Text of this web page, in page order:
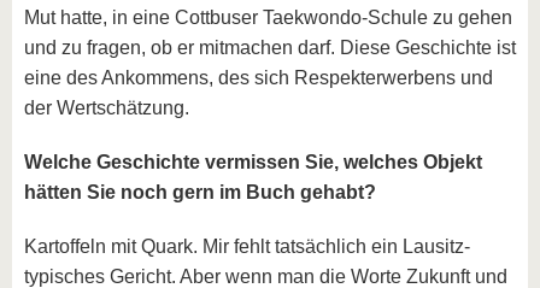
Mut hatte, in eine Cottbuser Taekwondo-Schule zu gehen
und zu fragen, ob er mitmachen darf. Diese Geschichte ist
eine des Ankommens, des sich Respekterwerbens und
der Wertschätzung.
Welche Geschichte vermissen Sie, welches Objekt
hätten Sie noch gern im Buch gehabt?
Kartoffeln mit Quark. Mir fehlt tatsächlich ein Lausitz-
typisches Gericht. Aber wenn man die Worte Zukunft und